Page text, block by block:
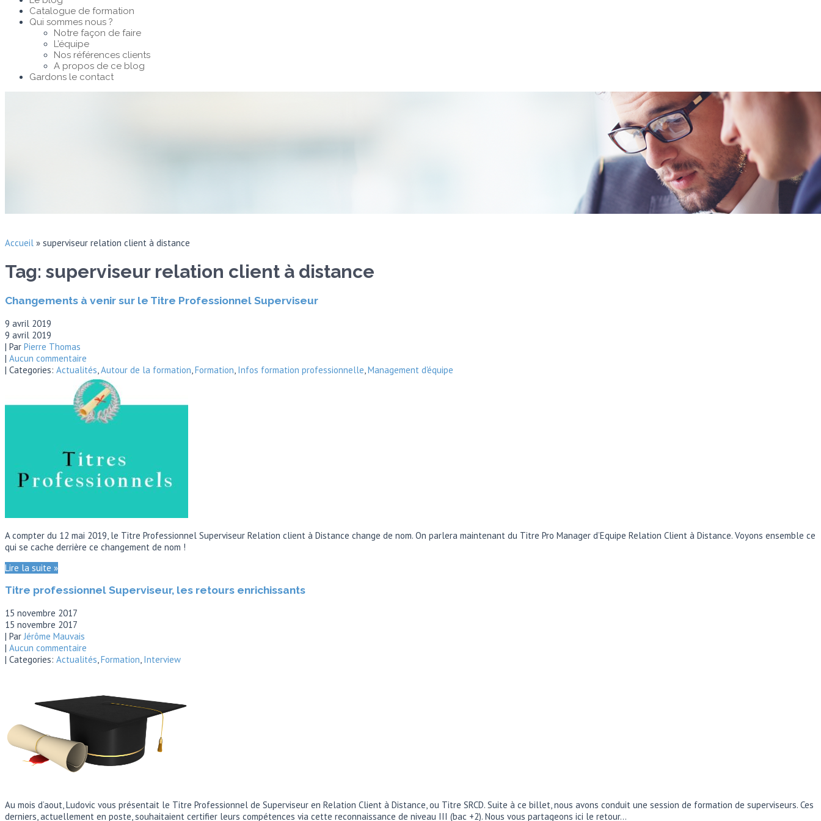
Catalogue de formation
Qui sommes nous ?
Notre façon de faire
L’équipe
Nos références clients
A propos de ce blog
Gardons le contact
Accueil » superviseur relation client à distance
Tag: superviseur relation client à distance
Changements à venir sur le Titre Professionnel Superviseur
9 avril 2019
9 avril 2019
| Par Pierre Thomas
| Aucun commentaire
| Categories: Actualités Autour de la formation Formation Infos formation professionnelle Management d'équipe
A compter du 12 mai 2019, le Titre Professionnel Superviseur Relation client à Distance change de nom. On parlera maintenant du Titre Pro Manager d’Equipe Relation Client à Distance. Voyons ensemble ce
qui se cache derrière ce changement de nom !
Lire la suite »
Titre professionnel Superviseur, les retours enrichissants
15 novembre 2017
15 novembre 2017
| ParJérôme Mauvais
| Aucun commentaire
| Categories: Actualités,Formation, Interview
Au mois d’aout, Ludovic vous présentait le Titre Professionnel de Superviseur en Relation Client à Distance, ou Titre SRCD. Suite à ce billet, nous avons conduit une session de formation de superviseurs. Ces
derniers, actuellement en poste, souhaitaient certifier leurs compétences via cette reconnaissance de niveau III (bac +2). Nous vous partageons ici le retour…